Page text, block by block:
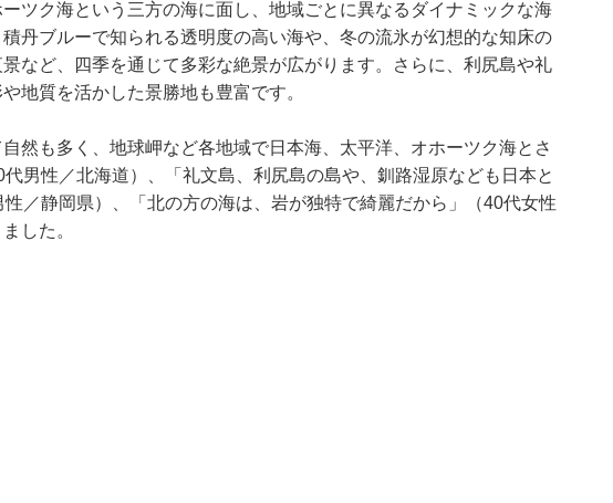
ツク海という三方の海に面し、地域ごとに異なるダイナミックな海
丹ブルーで知られる透明度の高い海や、冬の流氷が幻想的な知床の
など、四季を通じて多彩な絶景が広がります。さらに、利尻島や礼
地質を活かした景勝地も豊富です。
然も多く、地球岬など各地域で日本海、太平洋、オホーツク海とさ
男性／北海道）、「礼文島、利尻島の島や、釧路湿原なども日本と
／静岡県）、「北の方の海は、岩が独特で綺麗だから」（40代女性
した。